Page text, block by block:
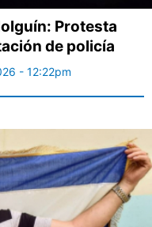
Protesta
de policía
- 12:22pm